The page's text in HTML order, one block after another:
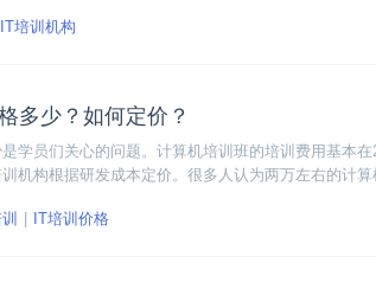
IT培训机构
多少？如何定价？
学员们关心的问题。计算机培训班的培训费用基本
机构根据研发成本定价。很多人认为两万左右的计
IT培训价格